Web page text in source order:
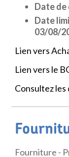
Date de
Date
03/08/
Lien vers
Lien vers le
Consultez les
Fourniture -